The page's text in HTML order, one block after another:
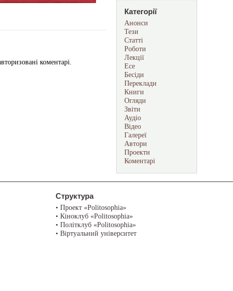
коментарі.
Категорії
Анонси
Тези
Статті
Роботи
Лекції
Есе
Бесіди
Переклади
Книги
Огляди
Звіти
Аудіо
Відео
Галереї
Автори
Проекти
Коментарі
Структура
• Проект «Politosophia»
• Кіноклуб «Politosophia»
• Політклуб «Politosophia»
• Віртуальний університет